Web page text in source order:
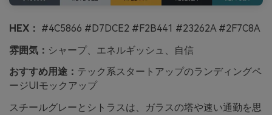
HEX： #4C5866 #D7DCE2 #F2B441 #23262A #2F7C8A
雰囲気： シャープ、エネルギッシュ、自信
おすすめ用途： テック系スタートアップのランディングペ
ージUIモックアップ
スチールグレーとシトラスは、ガラスの塔や速い通勤を思